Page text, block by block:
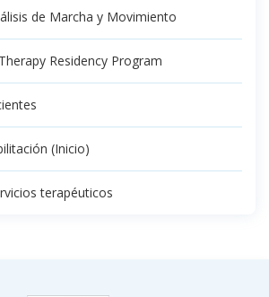
de Marcha y Movimiento
Residency Program
(Inicio)
terapéuticos